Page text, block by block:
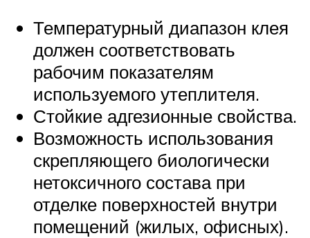
Температурный диапазон клея
должен соответствовать
рабочим показателям
используемого утеплителя.
Стойкие адгезионные свойства.
Возможность использования
скрепляющего биологически
нетоксичного состава при
отделке поверхностей внутри
помещений (жилых, офисных).